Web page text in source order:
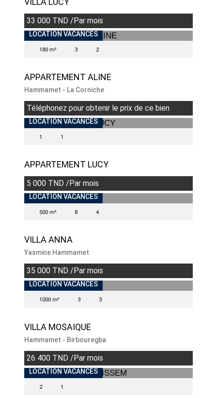
33 000 TND /Par mois
INDISPONIBLE
LOCATION VACANCES
180 m² 3 2
APPARTEMENT ALINE
Hammamet - La Corniche
Téléphonez pour obtenir le prix de ce bien
LOCATION VACANCES
1 1
APPARTEMENT LUCY
5 000 TND /Par mois
INDISPONIBLE
LOCATION VACANCES
500 m² 8 4
VILLA ANNA
Yasmine Hammamet
35 000 TND /Par mois
LOCATION VACANCES
1000 m² 3 3
VILLA MOSAIQUE
Hammamet - Birbouregba
26 400 TND /Par mois
LOCATION VACANCES
2 1